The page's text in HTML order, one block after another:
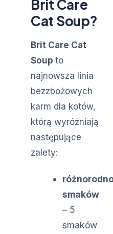
Brit Care
Cat Soup?
Brit Care Cat
Soup to
najnowsza linia
bezzbożowych
karm dla kotów,
którą wyróżniają
następujące
zalety:
smaków
– 5
smaków